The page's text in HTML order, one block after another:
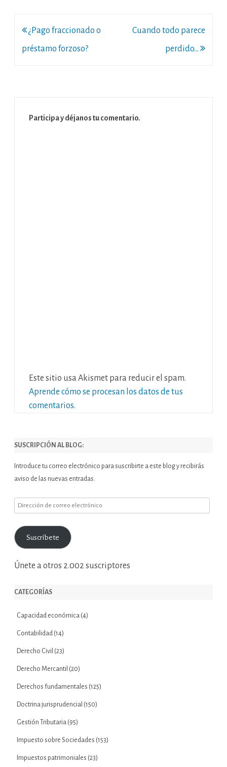
Navegación
de
¿Pago fraccionado o
préstamo forzoso?
Cuando todo parece
perdido…
Participa y déjanos tu comentario.
Este sitio usa Akismet para reducir el spam.
Aprende cómo se procesan los datos de tus
comentarios.
SUSCRIPCIÓN AL BLOG:
Introduce tu correo electrónico para suscribirte a este blog y recibirás
aviso de las nuevas entradas.
Dirección
correo
electrónico
Suscríbete
Únete a otros 2.002 suscriptores
CATEGORÍAS
Capacidad económica (4)
Contabilidad (14)
Derecho Civil (23)
Derecho Mercantil (20)
Derechos fundamentales (125)
Doctrina jurisprudencial (150)
Gestión Tributaria (95)
Impuesto sobre Sociedades (153)
Impuestos patrimoniales (23)